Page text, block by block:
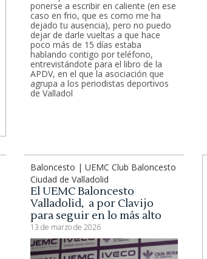
ponerse a escribir en caliente (en ese
caso en frio, que es como me ha
dejado tu ausencia), pero no puedo
dejar de darle vueltas a que hace
poco más de 15 días estaba
hablando contigo por teléfono,
entrevistándote para el libro de la
APDV, en el que la asociación que
agrupa a los periodistas deportivos
de Valladol
Baloncesto | UEMC Club Baloncesto
Ciudad de Valladolid
El UEMC Baloncesto
Valladolid, a por Clavijo
para seguir en lo más alto
13 de marzo de 2026